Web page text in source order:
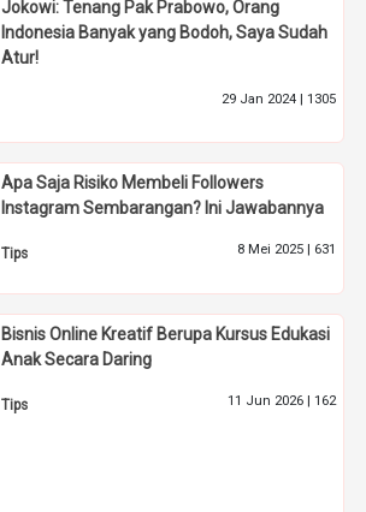
Jokowi: Tenang Pak Prabowo, Orang
Indonesia Banyak yang Bodoh, Saya Sudah
Atur!
29 Jan 2024 | 1305
Apa Saja Risiko Membeli Followers
Instagram Sembarangan? Ini Jawabannya
Tips 8 Mei 2025 | 631
Bisnis Online Kreatif Berupa Kursus Edukasi
Anak Secara Daring
Tips 11 Jun 2026 | 162